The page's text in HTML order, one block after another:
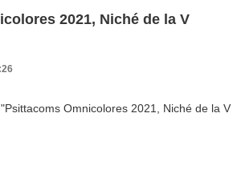
2021, Niché de la V